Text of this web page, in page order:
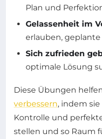
Plan und
Gelassenheit im
erlauben,
Sich zufrieden
optimale Lösung
Diese Übungen
verbessern, indem
Kontrolle und
stellen und so Raum